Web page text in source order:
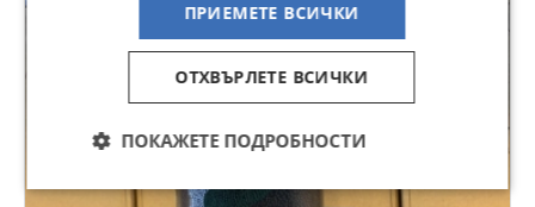
ПРИЕМЕТЕ ВСИЧКИ
ОТХВЪРЛЕТЕ ВСИЧКИ
ПОКАЖЕТЕ ПОДРОБНОСТИ